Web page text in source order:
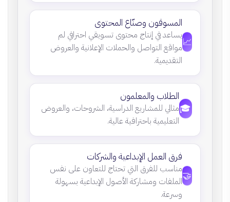
📈
المسوقون وصنّاع المحتوى
يساعد في إنتاج محتوى تسويقي احترافي لم
مواقع التواصل والحملات الإعلانية والعروض
التقديمية.
🎓
الطلاب والمعلمون
مثالي للمشاريع الدراسية، الشروحات، والعروض
التعليمية باحترافية عالية.
🤝
فرق العمل الإبداعية والشركات
مناسب للفرق التي تحتاج للتعاون على نفس
الملفات ومشاركة الأصول الإبداعية بسهولة
وسرعة.